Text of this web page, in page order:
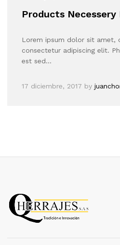
Products Necessery
Lorem ipsum dolor sit amet,
consectetur adipiscing elit.
est sed…
17 diciembre, 2017 by